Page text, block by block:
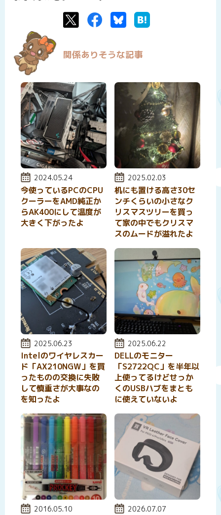
TwitterFacebookBluesky
関係ありそうな記事
投稿日:
2024.05.24
今使っているPCのCPU
クーラーをAMD純正か
らAK400にして温度が
大きく下がったよ
投稿日:
2025.02.03
机にも置ける高さ30セ
ンチくらいの小さなク
リスマスツリーを買っ
て家の中でもクリスマ
スのムードが溢れたよ
投稿日:
2025.06.23
Intelのワイヤレスカー
ド「AX210NGW」を買
ったものの交換に失敗
して慎重さが大事なの
を知ったよ
投稿日:
2025.06.22
DELLのモニター
「S2722QC」を半年以
上使ってるけどせっか
くのUSBハブをまとも
に使えていないよ
投稿日:
2016.05.10 投稿日:
2026.07.07